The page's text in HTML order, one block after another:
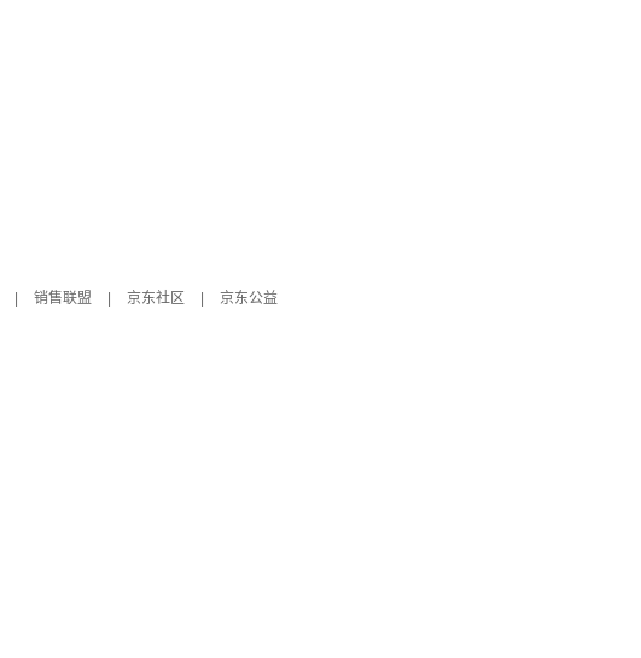
销售联盟 京东社区
京东公益